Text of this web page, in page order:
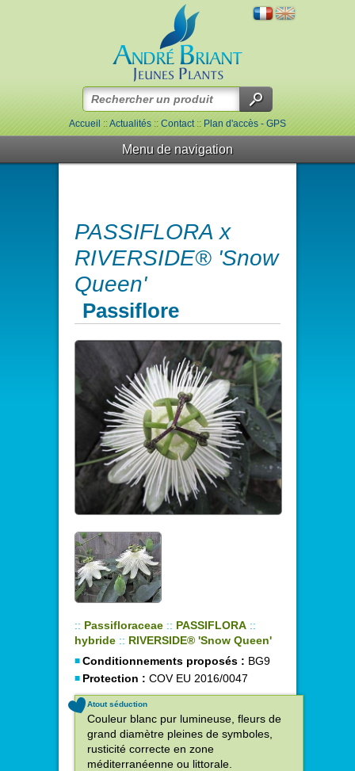
Accueil::Actualités::Contact::Plan d'accès - GPS
Menu de navigation
PASSIFLORA x
RIVERSIDE® 'Snow
Queen'
Passiflore
:: Passifloraceae :: PASSIFLORA ::
hybride :: RIVERSIDE® 'Snow Queen'
Conditionnements proposés : BG9
Protection : COV EU 2016/0047
Atout séduction
Couleur blanc pur lumineuse, fleurs de
grand diamètre pleines de symboles,
rusticité correcte en zone
méditerranéenne ou littorale.